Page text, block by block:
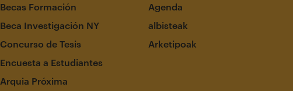
Becas Formación
Beca Investigación NY
Concurso de Tesis
Encuesta a Estudiantes
Arquia Próxima
Agenda
albisteak
Arketipoak